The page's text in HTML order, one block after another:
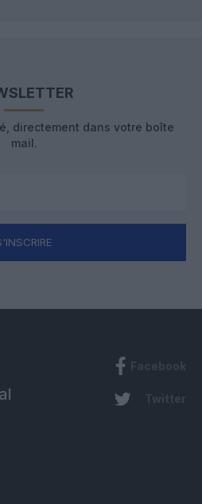
directement dans votre boîte
mail.